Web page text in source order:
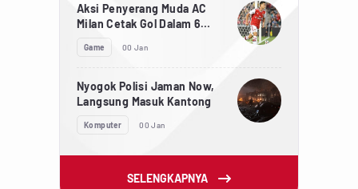
Aksi Penyerang Muda AC
Milan Cetak Gol Dalam 6
Detik
Game 00 Jan
Nyogok Polisi Jaman Now,
Langsung Masuk Kantong
Komputer 00 Jan
SELENGKAPNYA